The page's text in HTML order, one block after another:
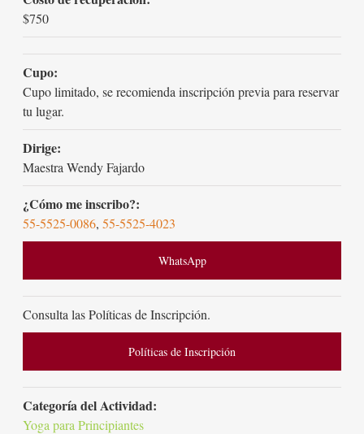
$750
Cupo:
Cupo limitado, se recomienda inscripción previa para reservar
tu lugar.
Dirige:
Maestra Wendy Fajardo
¿Cómo me inscribo?:
55-5525-0086,55-5525-4023
WhatsApp
Consulta las Políticas de Inscripción.
Políticas de Inscripción
Categoría del Actividad:
Yoga para Principiantes